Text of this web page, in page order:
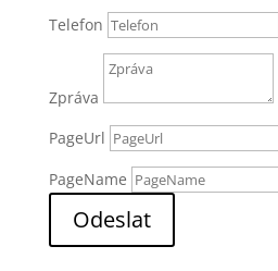
Telefon
Zpráva
PageUrl
PageName
Odeslat